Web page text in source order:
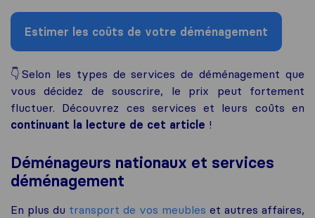
Estimer les coûts de votre déménagement
👇Selon les types de services de déménagement que
vous décidez de souscrire, le prix peut fortement
fluctuer. Découvrez ces services et leurs coûts en
continuant la lecture de cet article !
Déménageurs nationaux et services
déménagement
En plus du transport de vos meubles et autres affaires,